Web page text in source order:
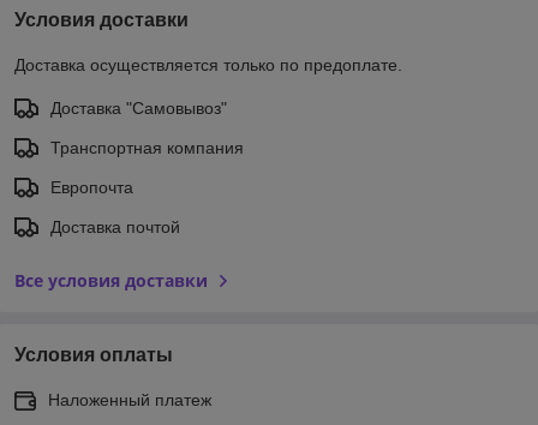
Условия доставки
Доставка осуществляется только по предоплате.
Доставка "Самовывоз"
Транспортная компания
Европочта
Доставка почтой
Все условия доставки
Условия оплаты
Наложенный платеж